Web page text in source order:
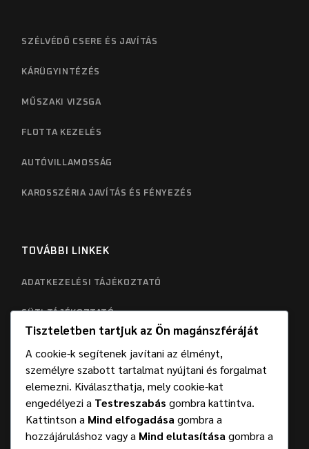
SZÉLVÉDŐ CSERE ÉS JAVÍTÁS
KÁRÜGYINTÉZÉS
MŰSZAKI VIZSGA
FLOTTA KEZELÉS
AUTÓVILLAMOSSÁG
KAROSSZÉRIA JAVÍTÁS ÉS FÉNYEZÉS
TOVÁBBI LINKEK
ADATKEZELÉSI TÁJÉKOZTATÓ
SÜTI TÁJÉKOZTATÓ
Tiszteletben tartjuk az Ön magánszféráját
A cookie-k segítenek javítani az élményt,
személyre szabott tartalmat nyújtani és forgalmat
elemezni. Kiválaszthatja, mely cookie-kat
engedélyezi a Testreszabás gombra kattintva.
Kattintson a Mind elfogadása gombra a
hozzájáruláshoz vagy a Mind elutasítása gombra a